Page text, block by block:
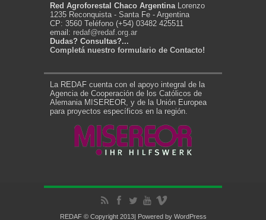
Red Agroforestal Chaco Argentina Lorenzo
1235 Reconquista - Santa Fe - Argentina
CP: 3560 Teléfono (+54) 03482 425511
email: redaf@redaf.org.ar
Dudas? Consultas?...
Completá nuestro formulario de Contacto!
La REDAF cuenta con el apoyo integral de la
Agencia de Cooperación de los Católicos de
Alemania MISEREOR, y de la Unión Europea
para proyectos específicos en la región.
REDAF © Copyright 2013| Powered by WordPress